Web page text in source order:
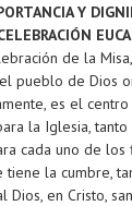
Y
de la
pueblo de Dios
es el
la Iglesia,
cada uno de los
tiene la cumbre,
Dios, en Cristo,